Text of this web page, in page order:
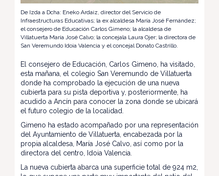
De Izda a Dcha: Eneko Ardaiz, director del Servicio de
Infraestructuras Educativas; la ex alcaldesa María José Fernández;
el consejero de Educación Carlos Gimeno; la alcaldesa de
Villatuerta María José Calvo; la concejala Laura Ojer; la directora de
San Veremundo Idoia Valencia y el concejal Donato Castrillo.
El consejero de Educación, Carlos Gimeno, ha visitado,
esta mañana, el colegio San Veremundo de Villatuerta
donde ha comprobado la ejecución de una nueva
cubierta para su pista deportiva y, posteriormente, ha
acudido a Ancín para conocer la zona donde se ubicará
el futuro colegio de la localidad.
Gimeno ha estado acompañado por una representación
del Ayuntamiento de Villatuerta, encabezada por la
propia alcaldesa, María José Calvo, así como por la
directora del centro, Idoia Valencia.
La nueva cubierta abarca una superficie total de 924 m2,